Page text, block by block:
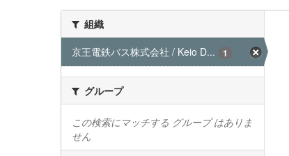
組織
京王電鉄バス株式会社 / Keio D...
1
グループ
この検索にマッチする グループ はありま
せん